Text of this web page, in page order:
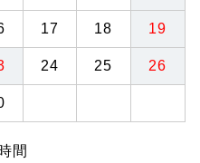
17 18 19
24 25 26
間